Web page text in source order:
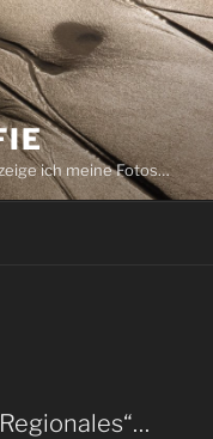
ich meine Fotos…